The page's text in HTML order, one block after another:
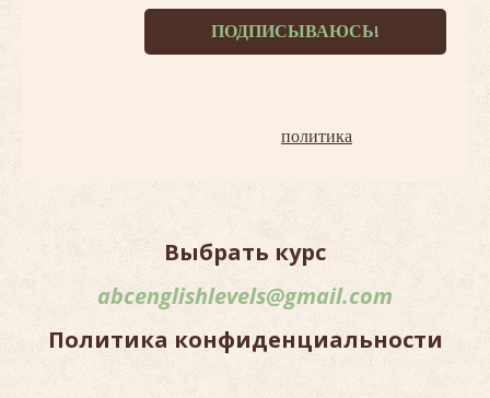
политика
Выбрать курс
abcenglishlevels@gmail.com
Политика конфиденциальности